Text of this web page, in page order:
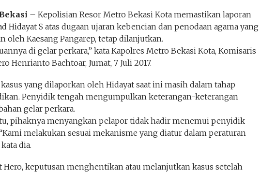
– Kepolisian Resor Metro Bekasi Kota memastikan laporan
Hidayat S atas dugaan ujaran kebencian dan penodaan agama yang
oleh Kaesang Pangarep, tetap dilanjutkan.
di gelar perkara,” kata Kapolres Metro Bekasi Kota, Komisaris
Henrianto Bachtoar, Jumat, 7 Juli 2017.
kasus yang dilaporkan oleh Hidayat saat ini masih dalam tahap
Penyidik tengah mengumpulkan keterangan-keterangan
gelar perkara.
pihaknya menyangkan pelapor tidak hadir menemui penyidik
melakukan sesuai mekanisme yang diatur dalam peraturan
dia.
Hero, keputusan menghentikan atau melanjutkan kasus setelah